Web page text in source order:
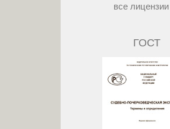
все
ГОСТ